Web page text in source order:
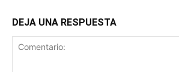
DEJA UNA RESPUESTA